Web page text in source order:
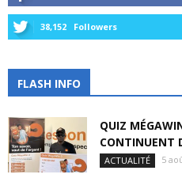
38,152 Followers
FLASH INFO
QUIZ
CONTINUENT
ACTUALITÉ 5